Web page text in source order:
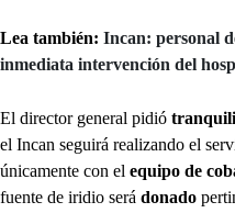
Lea también: Incan: personal
inmediata intervención del
El director general pidió
el Incan seguirá realizando el
únicamente con el equipo de
fuente de iridio será donado